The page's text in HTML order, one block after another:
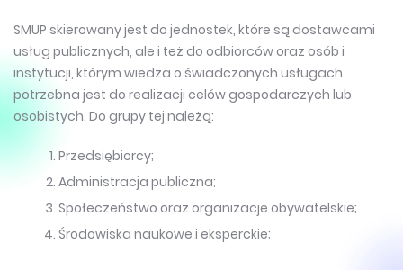
SMUP skierowany jest do jednostek, które są dostawcami
usług publicznych, ale i też do odbiorców oraz osób i
instytucji, którym wiedza o świadczonych usługach
potrzebna jest do realizacji celów gospodarczych lub
osobistych. Do grupy tej należą:
Przedsiębiorcy;
Administracja publiczna;
Społeczeństwo oraz organizacje obywatelskie;
Środowiska naukowe i eksperckie;